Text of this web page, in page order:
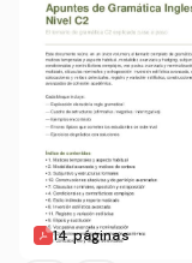
14 páginas